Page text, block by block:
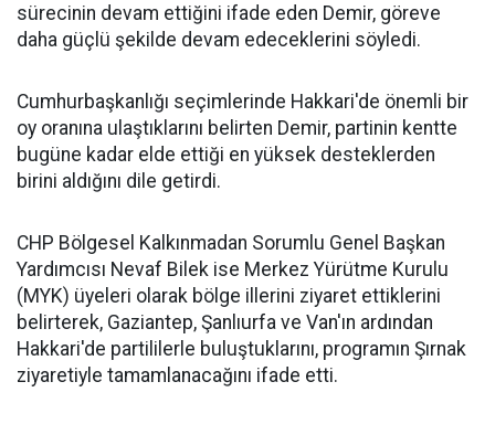
sürecinin devam ettiğini ifade eden Demir, göreve
daha güçlü şekilde devam edeceklerini söyledi.
Cumhurbaşkanlığı seçimlerinde Hakkari'de önemli bir
oy oranına ulaştıklarını belirten Demir, partinin kentte
bugüne kadar elde ettiği en yüksek desteklerden
birini aldığını dile getirdi.
CHP Bölgesel Kalkınmadan Sorumlu Genel Başkan
Yardımcısı Nevaf Bilek ise Merkez Yürütme Kurulu
(MYK) üyeleri olarak bölge illerini ziyaret ettiklerini
belirterek, Gaziantep, Şanlıurfa ve Van'ın ardından
Hakkari'de partililerle buluştuklarını, programın Şırnak
ziyaretiyle tamamlanacağını ifade etti.